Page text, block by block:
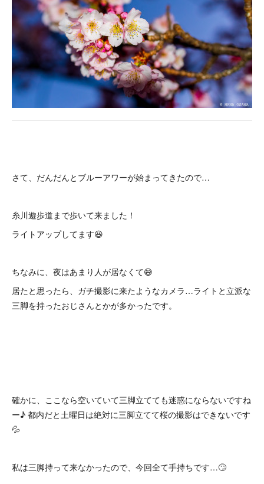
さて、だんだんとブルーアワーが始まってきたので…
糸川遊歩道まで歩いて来ました！
ライトアップしてます😆
ちなみに、夜はあまり人が居なくて😅
居たと思ったら、ガチ撮影に来たようなカメラ…ライトと立派な
三脚を持ったおじさんとかが多かったです。
確かに、ここなら空いていて三脚立てても迷惑にならないですね
ー♪ 都内だと土曜日は絶対に三脚立てて桜の撮影はできないです
💦
私は三脚持って来なかったので、今回全て手持ちです…🙄